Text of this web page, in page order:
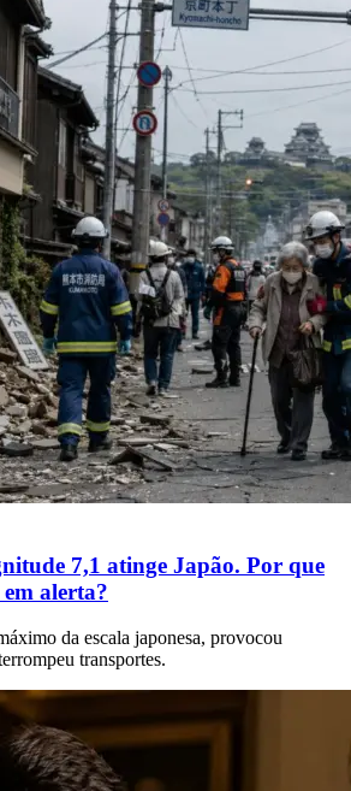
7,1 atinge Japão. Por que
em alerta?
da escala japonesa, provocou
transportes.